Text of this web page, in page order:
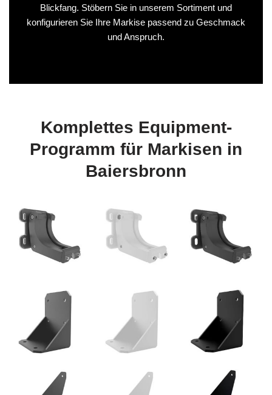
Blickfang. Stöbern Sie in unserem Sortiment und
konfigurieren Sie Ihre Markise passend zu Geschmack
und Anspruch.
Komplettes Equipment-
Programm für Markisen in
Baiersbronn